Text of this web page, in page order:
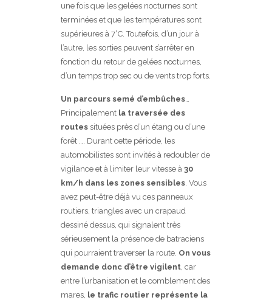
une fois que les gelées nocturnes sont
terminées et que les températures sont
supérieures à 7°C. Toutefois, d’un jour à
l’autre, les sorties peuvent s’arrêter en
fonction du retour de gelées nocturnes,
d’un temps trop sec ou de vents trop forts.
Un parcours semé d’embûches
Principalement la traversée des
routes situées près d’un étang ou d’une
forêt …. Durant cette période, les
automobilistes sont invités à redoubler de
vigilance et à limiter leur vitesse à 30
km/h dans les zones sensibles . Vous
avez peut-être déjà vu ces panneaux
routiers, triangles avec un crapaud
dessiné dessus, qui signalent très
sérieusement la présence de batraciens
qui pourraient traverser la route. On vous
demande donc d’être vigilent , car
entre l’urbanisation et le comblement des
mares, le trafic routier représente la